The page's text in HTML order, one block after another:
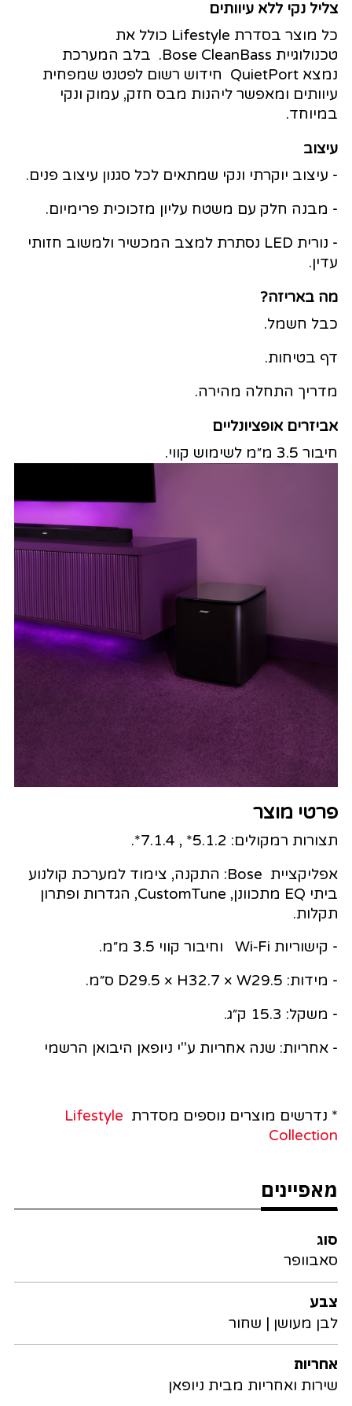
צליל נקי ללא עיוותים
כל מוצר בסדרת Lifestyle כולל את
טכנולוגיית Bose CleanBass. בלב המערכת
נמצא QuietPort חידוש רשום לפטנט שמפחית
עיוותים ומאפשר ליהנות מבס חזק, עמוק ונקי
במיוחד.
עיצוב
- עיצוב יוקרתי ונקי שמתאים לכל סגנון עיצוב פנים.
- מבנה חלק עם משטח עליון מזכוכית פרימיום.
- נורית LED נסתרת למצב המכשיר ולמשוב חזותי
עדין.
מה באריזה?
כבל חשמל.
דף בטיחות.
מדריך התחלה מהירה.
אביזרים אופציונליים
חיבור 3.5 מ״מ לשימוש קווי.
פרטי מוצר
תצורות רמקולים: 5.1.2* , 7.1.4*.
אפליקציית Bose: התקנה, צימוד למערכת קולנוע
ביתי EQ מתכוונן, CustomTune, הגדרות ופתרון
תקלות.
- קישוריות Wi‑Fi וחיבור קווי 3.5 מ״מ.
- מידות: D29.5 × H32.7 × W29.5 ס״מ.
- משקל: 15.3 ק״ג.
- אחריות: שנה אחריות ע"י ניופאן היבואן הרשמי
* נדרשים מוצרים נוספים מסדרת Lifestyle
Collection
מאפיינים
סוג
סאבוופר
צבע
לבן מעושן | שחור
אחריות
שירות ואחריות מבית ניופאן